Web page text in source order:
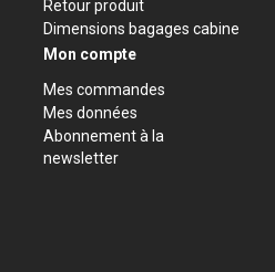
Retour produit
Dimensions bagages cabine
Mon compte
Mes commandes
Mes données
Abonnement à la
newsletter